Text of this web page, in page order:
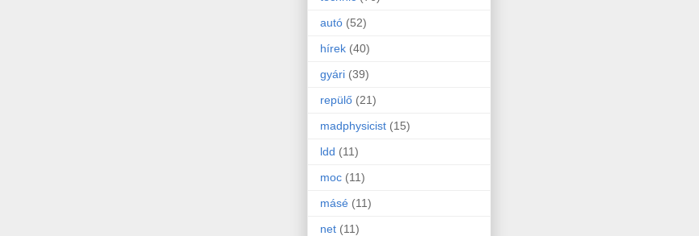
autó (52)
hírek (40)
gyári (39)
repülő (21)
madphysicist (15)
ldd (11)
moc (11)
másé (11)
net (11)